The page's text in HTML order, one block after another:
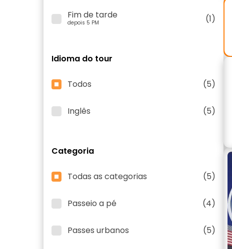
Fim de tarde
depois 5 PM (1)
Idioma do tour
Todos (5)
Inglês (5)
Categoria
Todas as categorias (5)
Passeio a pé (4)
Passes urbanos (5)